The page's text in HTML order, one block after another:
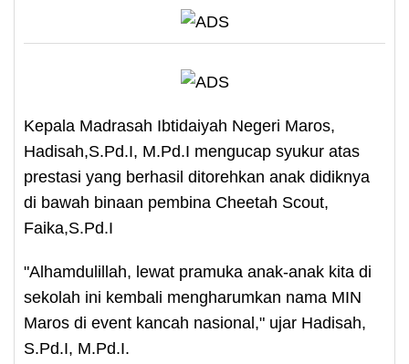
Kepala Madrasah Ibtidaiyah Negeri Maros,
Hadisah,S.Pd.I, M.Pd.I mengucap syukur atas
prestasi yang berhasil ditorehkan anak didiknya
di bawah binaan pembina Cheetah Scout,
Faika,S.Pd.I
"Alhamdulillah, lewat pramuka anak-anak kita di
sekolah ini kembali mengharumkan nama MIN
Maros di event kancah nasional," ujar Hadisah,
S.Pd.I, M.Pd.I.